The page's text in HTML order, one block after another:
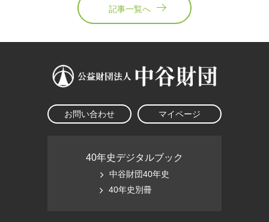
記事一覧へ
お問い合わせ マイページ
40年史デジタルブック
中谷財団40年史
40年史別冊